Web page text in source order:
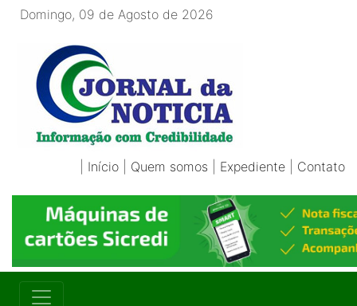
Domingo, 09 de Agosto de 2026
Início Quem somos Expediente Contato